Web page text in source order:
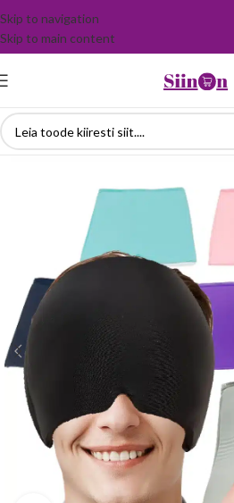
Skip to navigation
Skip to main content